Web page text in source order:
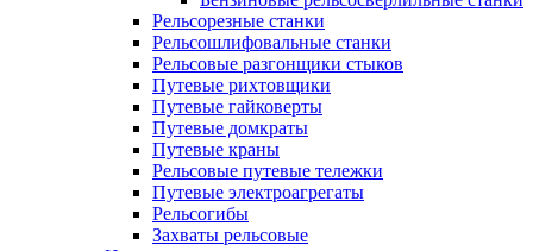
Рельсорезные станки
Рельсошлифовальные станки
Рельсовые разгонщики стыков
Путевые рихтовщики
Путевые гайковерты
Путевые домкраты
Путевые краны
Рельсовые путевые тележки
Путевые электроагрегаты
Рельсогибы
Захваты рельсовые